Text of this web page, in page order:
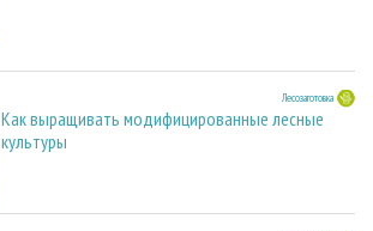
Лесозаготовка
Как выращивать модифицированные лесные
культуры